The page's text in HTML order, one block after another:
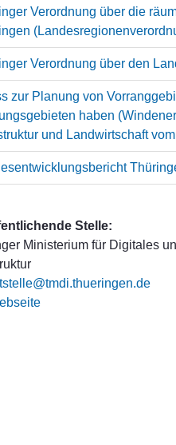
Verordnung über die
Verordnung über den
zur Planung von
haben
und Landwirtschaft
Stelle:
Ministerium für Digitales